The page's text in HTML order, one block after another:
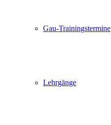
Gau-Trainingstermine
Lehrgänge